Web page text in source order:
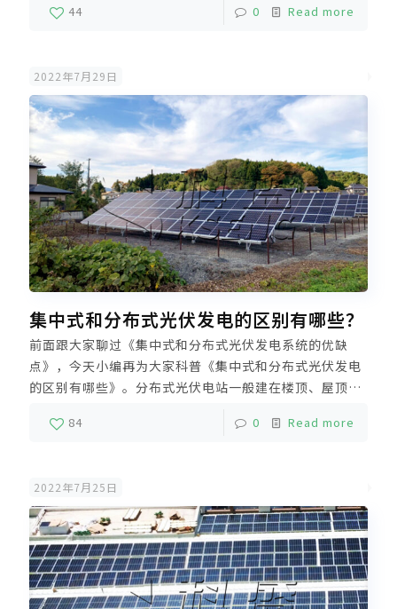
共建筑物以及边远农牧区及海岛。
44 0 Read more
2022年7月29日
集中式和分布式光伏发电的区别有哪些？
前面跟大家聊过《集中式和分布式光伏发电系统的优缺
点》，今天小编再为大家科普《集中式和分布式光伏发电
的区别有哪些》。分布式光伏电站一般建在楼顶、屋顶、
厂房顶和蔬菜大棚等地方，充分利用空间；集中式光伏电
站则建在沙漠、戈壁这样的地区，充分利用废弃的土地资
84 0 Read more
2022年7月25日